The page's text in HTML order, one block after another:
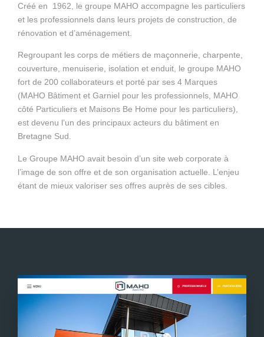
Créé en 1962, le groupe MAHO accompagne les particuliers
et les professionnels dans leurs projets de construction, de
rénovation et d’aménagement.
Regroupant les corps de métiers de maçonnerie, charpente,
couverture, menuiserie, isolation et enduit, le groupe MAHO
fort de 200 collaborateurs et porté par ses 4 Marques
(MAHO Bâtiment et Garniel pour les professionnels, MAHO
côté Particuliers et Maisons Be Home pour les particuliers),
est devenu l’un des principaux acteurs du bâtiment en
Bretagne Sud.
Le Groupe MAHO avait besoin d’un site web corporate à
l’image de son offre et de son organisation actuelle. L’enjeu
étant de mieux valoriser ses offres auprès de ses cibles.